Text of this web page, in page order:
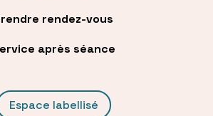
rendez-vous
après séance
Espace labellisé